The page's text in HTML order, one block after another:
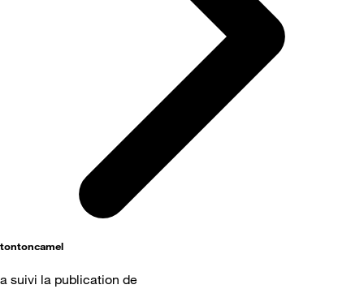
tontoncamel
a suivi la publication de